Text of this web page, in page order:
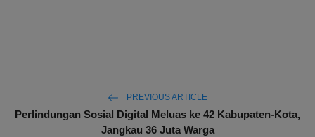
PREVIOUS ARTICLE
Perlindungan Sosial Digital Meluas ke 42 Kabupaten-Kota,
Jangkau 36 Juta Warga